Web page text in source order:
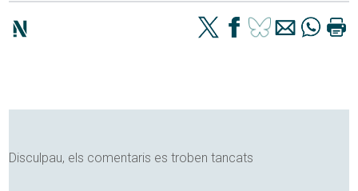
Disculpau, els comentaris es troben tancats